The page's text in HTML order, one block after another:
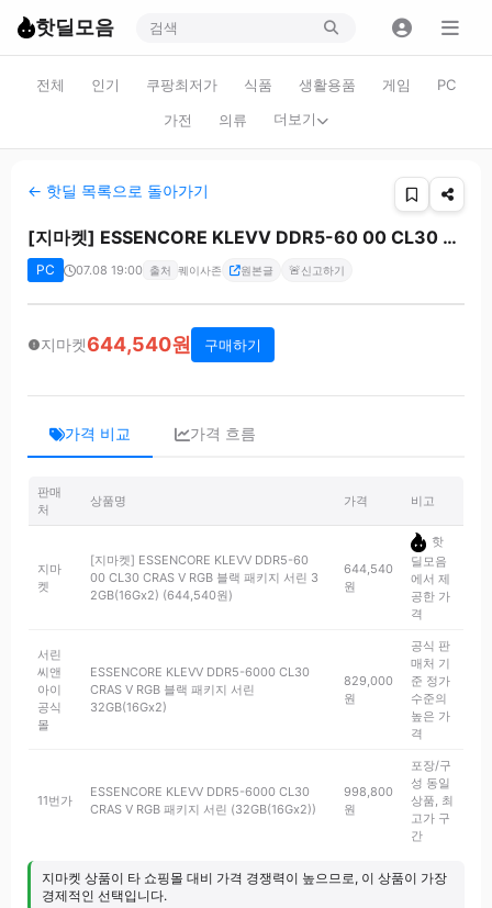
핫딜모음
전체 인기 쿠팡최저가 식품 생활용품 게임
PC
가전
의류 더보기
← 핫딜 목록으로 돌아가기
[지마켓] ESSENCORE KLEVV DDR5-60 00 CL30 CRAS V RGB 블랙 패키지 서린 3 2GB(16Gx2) (644,540원)
PC 07.08 19:00 출처 퀘이사존 원본글 🚨신고하기
지마켓644,540원 구매하기
가격 비교 가격 흐름
판매
처
상품명 가격 비고
지마
켓
[지마켓] ESSENCORE KLEVV DDR5-60
00 CL30 CRAS V RGB 블랙 패키지 서린 3
2GB(16Gx2) (644,540원)
644,540
원
핫
딜모음
에서 제
공한 가
격
서린
씨앤
아이
공식
몰
ESSENCORE KLEVV DDR5-6000 CL30
CRAS V RGB 블랙 패키지 서린
32GB(16Gx2)
829,000
원
공식 판
매처 기
준 정가
수준의
높은 가
격
11번가
ESSENCORE KLEVV DDR5-6000 CL30
CRAS V RGB 패키지 서린 (32GB(16Gx2))
998,800
원
포장/구
성 동일
상품, 최
고가 구
간
지마켓 상품이 타 쇼핑몰 대비 가격 경쟁력이 높으므로, 이 상품이 가장
경제적인 선택입니다.